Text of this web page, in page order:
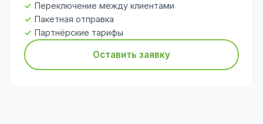
Переключение между клиентами
Пакетная отправка
Партнёрские тарифы
Оставить заявку